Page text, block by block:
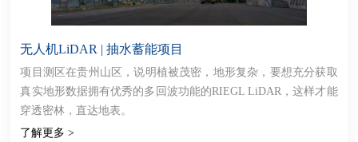
无人机LiDAR | 抽水蓄能项目
项目测区在贵州山区，说明植被茂密，地形复杂，要想充分获取
真实地形数据拥有优秀的多回波功能的RIEGL LiDAR，这样才能
穿透密林，直达地表。
了解更多 >